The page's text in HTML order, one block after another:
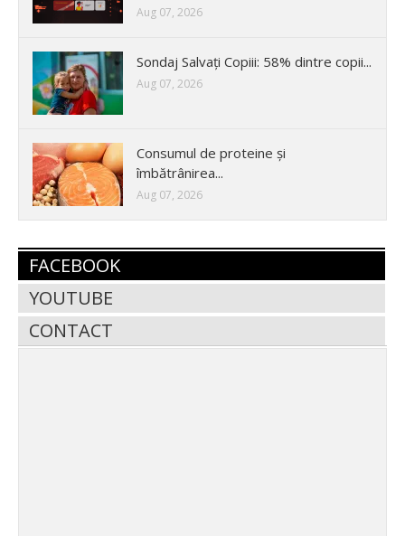
Aug 07, 2026
Sondaj Salvați Copiii: 58% dintre copii...
Aug 07, 2026
Consumul de proteine și
îmbătrânirea...
Aug 07, 2026
FACEBOOK
YOUTUBE
CONTACT